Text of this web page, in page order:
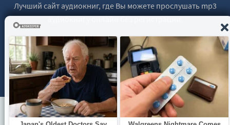
00032-
00033-
00034-
00035-
00036-
00037-
00038-
Лучший сайт аудиокниг, где Вы можете прослушать mp3
аудиокнигу онлайн без регистрации.
© 2021 - 2026 booksaudio-online.com Все права защищены.